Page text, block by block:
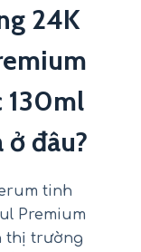
24K
130ml
đâu?
tinh
Premium
thị trường